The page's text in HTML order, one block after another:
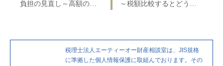
ー
負担の見直し～高額の不
～税額比較するとどうな
税理士法人エーティーオー財産相談室は、JIS規格
に準拠した個人情報保護に取組んでおります。その